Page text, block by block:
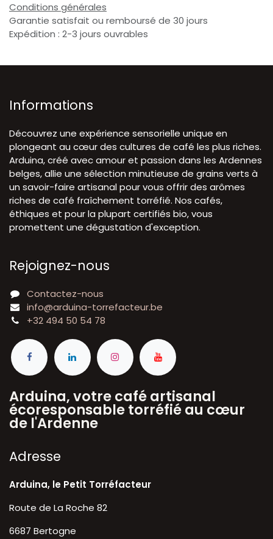
Conditions générales
Garantie satisfait ou remboursé de 30 jours
Expédition : 2-3 jours ouvrables
Informations
Découvrez une expérience sensorielle unique en
plongeant au cœur des cultures de café les plus riches.
Arduina, créé avec amour et passion dans les Ardennes
belges, allie une sélection minutieuse de grains verts à
un savoir-faire artisanal pour vous offrir des arômes
riches de café fraîchement torréfié. Nos cafés,
éthiques et pour la plupart certifiés bio, vous
promettent une dégustation d'exception.
Rejoignez-nous
Contactez-nous
info@arduina-torrefacteur.be
+32 494 50 54 78
Arduina, votre café artisanal
écoresponsable torréfié au cœur
de l'Ardenne
A​dresse
Arduina, le Petit Torréfacteur
Route de La Roche 82
6687 Bertogne